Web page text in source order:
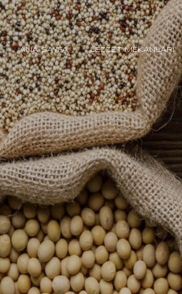
Ana içeriğe atla
ANA SAYFA LEZZET MEKANLARI